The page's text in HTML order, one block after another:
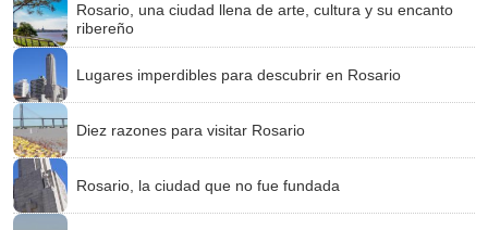
Rosario, una ciudad llena de arte, cultura y su encanto
ribereño
Lugares imperdibles para descubrir en Rosario
Diez razones para visitar Rosario
Rosario, la ciudad que no fue fundada